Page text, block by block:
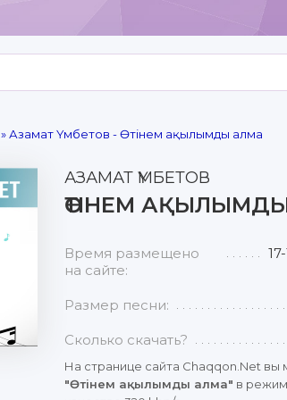
» Азамат Үмбетов - Өтінем ақылымды алма
АЗАМАТ ҮМБЕТОВ
ӨТІНЕМ
Время размещено
на сайте:
Размер песни:
Сколько скачать?
На странице сайта Chaqqon.Net
"Өтінем ақылымды алма" в